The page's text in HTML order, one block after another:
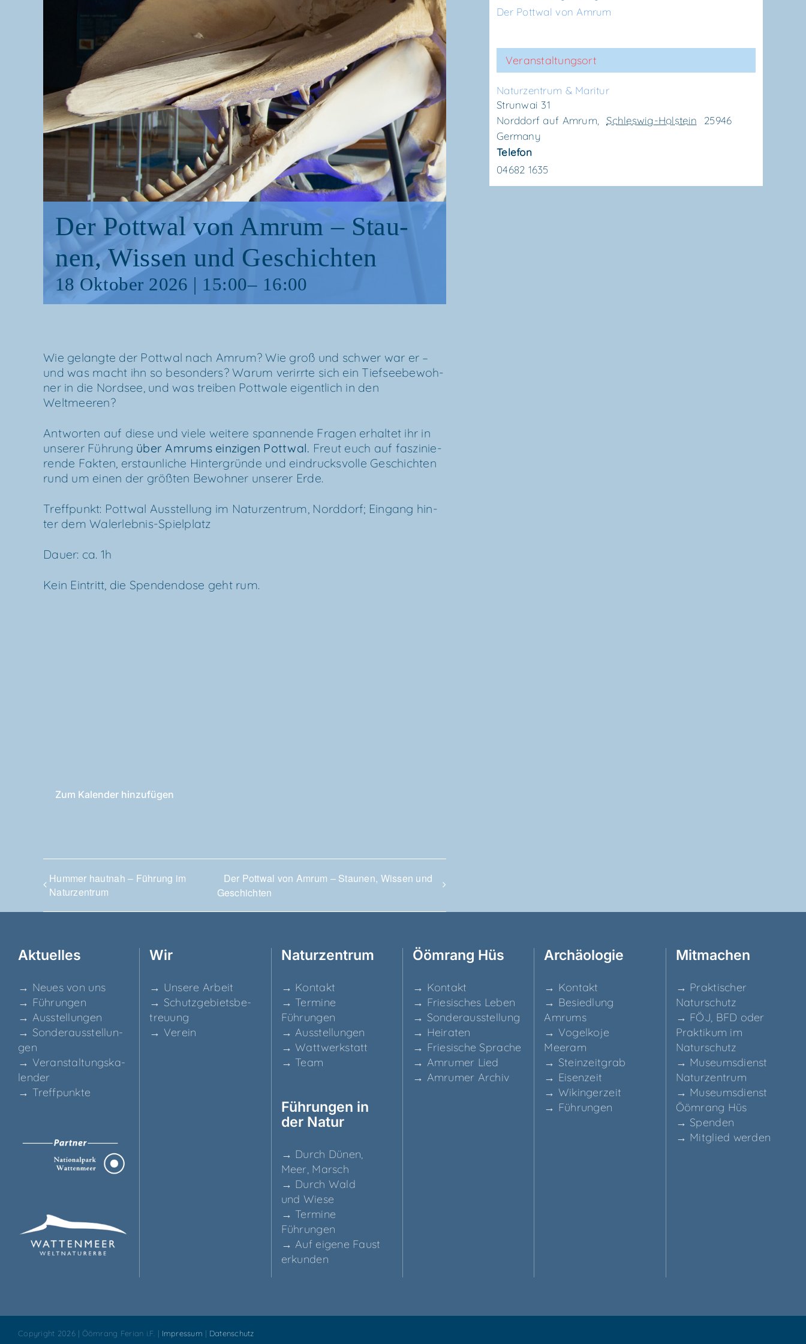
Der Pott­wal von Amrum – Stau­
nen, Wis­sen und Geschichten
18 Okto­ber 2026 | 15:00– 16:00
Wie gelang­te der Pott­wal nach Amrum? Wie groß und schwer war er –
und was macht ihn so beson­ders? War­um ver­irr­te sich ein Tief­see­be­woh­
ner in die Nord­see, und was trei­ben Pott­wa­le eigent­lich in den
Weltmeeren?
Ant­wor­ten auf die­se und vie­le wei­te­re span­nen­de Fra­gen erhal­tet ihr in
unse­rer Füh­rung über Amrums ein­zi­gen Pott­wal. Freut euch auf fas­zi­nie­
ren­de Fak­ten, erstaun­li­che Hin­ter­grün­de und ein­drucks­vol­le Geschich­ten
rund um einen der größ­ten Bewoh­ner unse­rer Erde.
Treff­punkt: Pott­wal Aus­stel­lung im Natur­zen­trum, Nord­dorf; Ein­gang hin­
ter dem Walerlebnis-Spielplatz
Dau­er: ca. 1h
Kein Ein­tritt, die Spen­den­do­se geht rum.
Zum Kalender hinzufügen
Hum­mer haut­nah – Füh­rung im
Naturzentrum
Der Pott­wal von Amrum – Stau­nen, Wis­sen und
Geschichten
Der Pottwal von Amrum
Veranstaltungsort
Natur­zen­trum & Maritur
Strunwai 31
Norddorf auf Amrum
Schleswig-Holstein
25946
Germany
Telefon
04682 1635
Aktu­el­les
→ Neu­es von uns
→ Füh­run­gen
→ Aus­stel­lun­gen
→ Son­der­aus­stel­lun­
gen
→ Ver­an­stal­tungs­ka­
len­der
→ Treff­punk­te
Wir
→ Unse­re Arbeit
→ Schutz­ge­biets­be­
treu­ung
→ Ver­ein
Natur­zen­trum
→ Kon­takt
→ Ter­mi­ne
Führungen
→ Aus­stel­lun­gen
→ Watt­werk­statt
→ Team
Füh­run­gen in
der Natur
→ Durch Dünen,
Meer, Marsch
→ Durch Wald
und Wiese
→ Ter­mi­ne
Führungen
→ Auf eige­ne Faust
erkunden
Ööm­rang Hüs
→ Kon­takt
→ Frie­si­sches Leben
→ Son­der­aus­stel­lung
→ Hei­ra­ten
→ Frie­si­sche Sprache
→ Amru­mer Lied
→ Amru­mer Archiv
Archäo­lo­gie
→ Kon­takt
→ Besied­lung
Amrums
→ Vogel­ko­je
Meeram
→ Stein­zeit­grab
→ Eisen­zeit
→ Wikin­ger­zeit
→ Füh­run­gen
Mit­ma­chen
→ Prak­ti­scher
Naturschutz
→ FÖJ, BFD oder
Prak­ti­kum im
Naturschutz
→ Muse­ums­dienst
Naturzentrum
→ Muse­ums­dienst
Ööm­rang Hüs
→ Spen­den
→ Mit­glied werden
Copyright 2026 | Öömrang Ferian i.F. | Impressum | Datenschutz